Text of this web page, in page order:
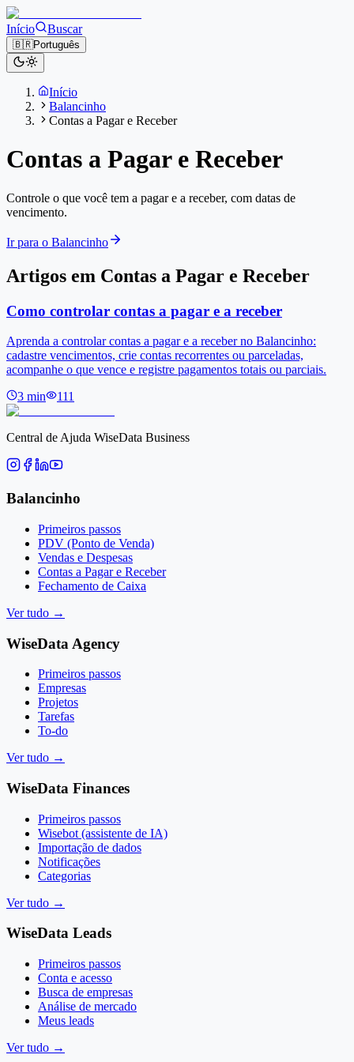
Início Buscar
🇧🇷Português
Início
Balancinho
Contas a Pagar e Receber
Contas a Pagar e Receber
Controle o que você tem a pagar e a receber, com datas de
vencimento.
Ir para o Balancinho
Artigos em Contas a Pagar e Receber
Como controlar contas a pagar e a receber
Aprenda a controlar contas a pagar e a receber no Balancinho:
cadastre vencimentos, crie contas recorrentes ou parceladas,
acompanhe o que vence e registre pagamentos totais ou parciais.
3 min 111
Central de Ajuda WiseData Business
Balancinho
Primeiros passos
PDV (Ponto de Venda)
Vendas e Despesas
Contas a Pagar e Receber
Fechamento de Caixa
Ver tudo →
WiseData Agency
Primeiros passos
Empresas
Projetos
Tarefas
To-do
Ver tudo →
WiseData Finances
Primeiros passos
Wisebot (assistente de IA)
Importação de dados
Notificações
Categorias
Ver tudo →
WiseData Leads
Primeiros passos
Conta e acesso
Busca de empresas
Análise de mercado
Meus leads
Ver tudo →